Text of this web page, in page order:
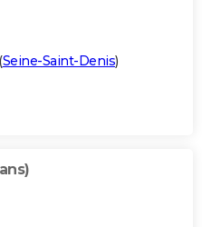
(Seine-Saint-Denis)